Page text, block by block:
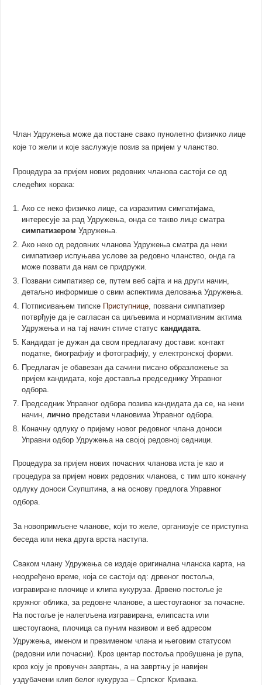
Члан Удружења може да постане свако пунолетно физичко лице
које то жели и које заслужује позив за пријем у чланство.
Процедура за пријем нових редовних чланова састоји се од
следећих корака:
Ако се неко физичко лице, са изразитим симпатијама,
интересује за рад Удружења, онда се такво лице сматра
симпатизеромУдружења.
Ако неко од редовних чланова Удружења сматра да неки
симпатизер испуњава услове за редовно чланство, онда га
може позвати да нам се придружи.
Позвани симпатизер се, путем веб сајта и на други начин,
детаљно информише о свим аспектима деловања Удружења.
Потписивањем типске Приступнице, позвани симпатизер
потврђује да је сагласан са циљевима и нормативним актима
Удружења и на тај начин стиче статус кандидата.
Кандидат је дужан да свом предлагачудостави: контакт
податке, биографију и фотографију, у електронској форми.
Предлагач је обавезан да сачини писано образложење за
пријем кандидата, које доставља председнику Управног
одбора.
Председник Управног одбора позива кандидата да се, на неки
начин,лично представи члановима Управног одбора.
Коначну одлуку о пријему новог редовног члана доноси
Управни одбор Удружења на својој редовној седници.
Процедура за пријем нових почасних чланова иста је као и
процедура за пријем нових редовних чланова, с тим што коначну
одлуку доноси Скупштина, а на основу предлога Управног
одбора.
За новопримљене чланове, који то желе, организује сe приступна
беседа или нека друга врста наступа.
Сваком члану Удружења се издаје оригинална чланска карта, на
неодређено време, која се састоји од: дрвеног постоља,
изгравиране плочице и клипа кукуруза. Дрвено постоље је
кружног облика, за редовне чланове, а шестоугаоног за почасне.
На постоље је налепљена изгравирана, елипсаста или
шестоугаона, плочица са пуним називом и веб адресом
Удружења, именом и презименом члана и његовим статусом
(редовни или почасни). Кроз центар постоља пробушена је рупа,
кроз коју је провучен завртањ, а на завртњу је навијен
уздубачени клип белог кукуруза – Српског Кривака.